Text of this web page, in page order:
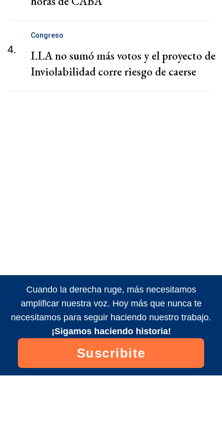
4.
Congreso
LLA no sumó más votos y el proyecto de
Inviolabilidad corre riesgo de caerse
Cuando la derecha ruge, más necesitamos
amplificar nuestra voz. Hoy más que nunca te
necesitamos para seguir haciendo nuestro trabajo.
¡Sigamos haciendo historia!
Suscribite